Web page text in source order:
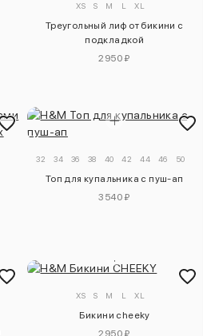
XS S M L XL
Треугольный лиф от бикини с
подкладкой
2950 ₽
32 34 36 38 40 42 44 46 50
Топ для купальника с пуш-ап
3540 ₽
XS S M L XL
Бикини cheeky
2950 ₽